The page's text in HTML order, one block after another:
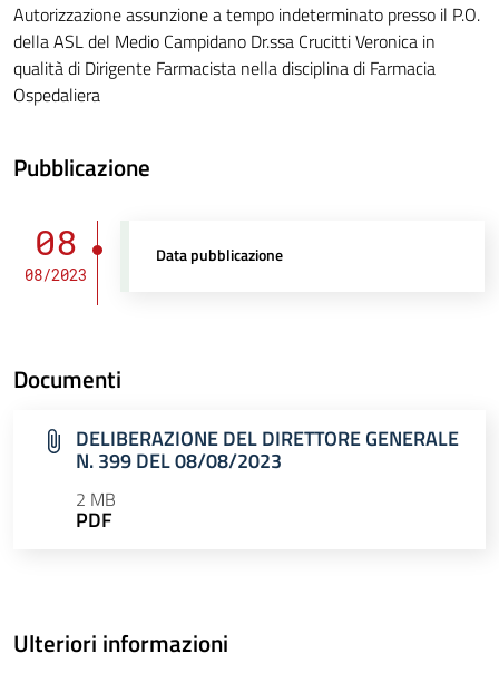
Autorizzazione assunzione a tempo indeterminato presso il P.O.
della ASL del Medio Campidano Dr.ssa Crucitti Veronica in
qualità di Dirigente Farmacista nella disciplina di Farmacia
Ospedaliera
Pubblicazione
08
08/2023
Data pubblicazione
Documenti
DELIBERAZIONE DEL DIRETTORE GENERALE
N. 399 DEL 08/08/2023
2 MB
PDF
Ulteriori informazioni